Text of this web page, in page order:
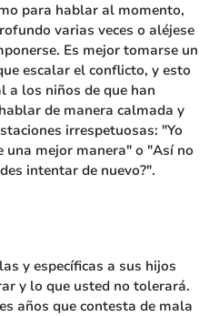
para hablar al momento,
varias veces o aléjese
Es mejor tomarse un
escalar el conflicto, y esto
a los niños de que han
de manera calmada y
irrespetuosas: "Yo
una mejor manera" o "Así no
intentar de nuevo?".
y específicas a sus hijos
y lo que usted no tolerará.
años que contesta de mala